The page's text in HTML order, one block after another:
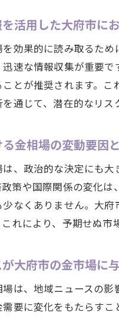
活用した大府市に
効果的に読み取るた
迅速な情報収集が重要
とが推奨されます。
通じて、潜在的なリス
金相場の変動要因
、政治的な決定にも
策や国際関係の変化
なくありません。大
れにより、予期せぬ市
大府市の金市場に
は、地域ニュースの
要に変化をもたらす